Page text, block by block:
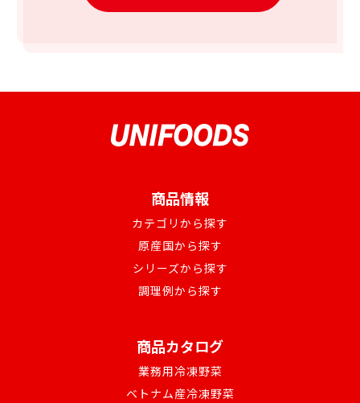
商品情報
カテゴリから探す
原産国から探す
シリーズから探す
調理例から探す
商品カタログ
業務用冷凍野菜
ベトナム産冷凍野菜